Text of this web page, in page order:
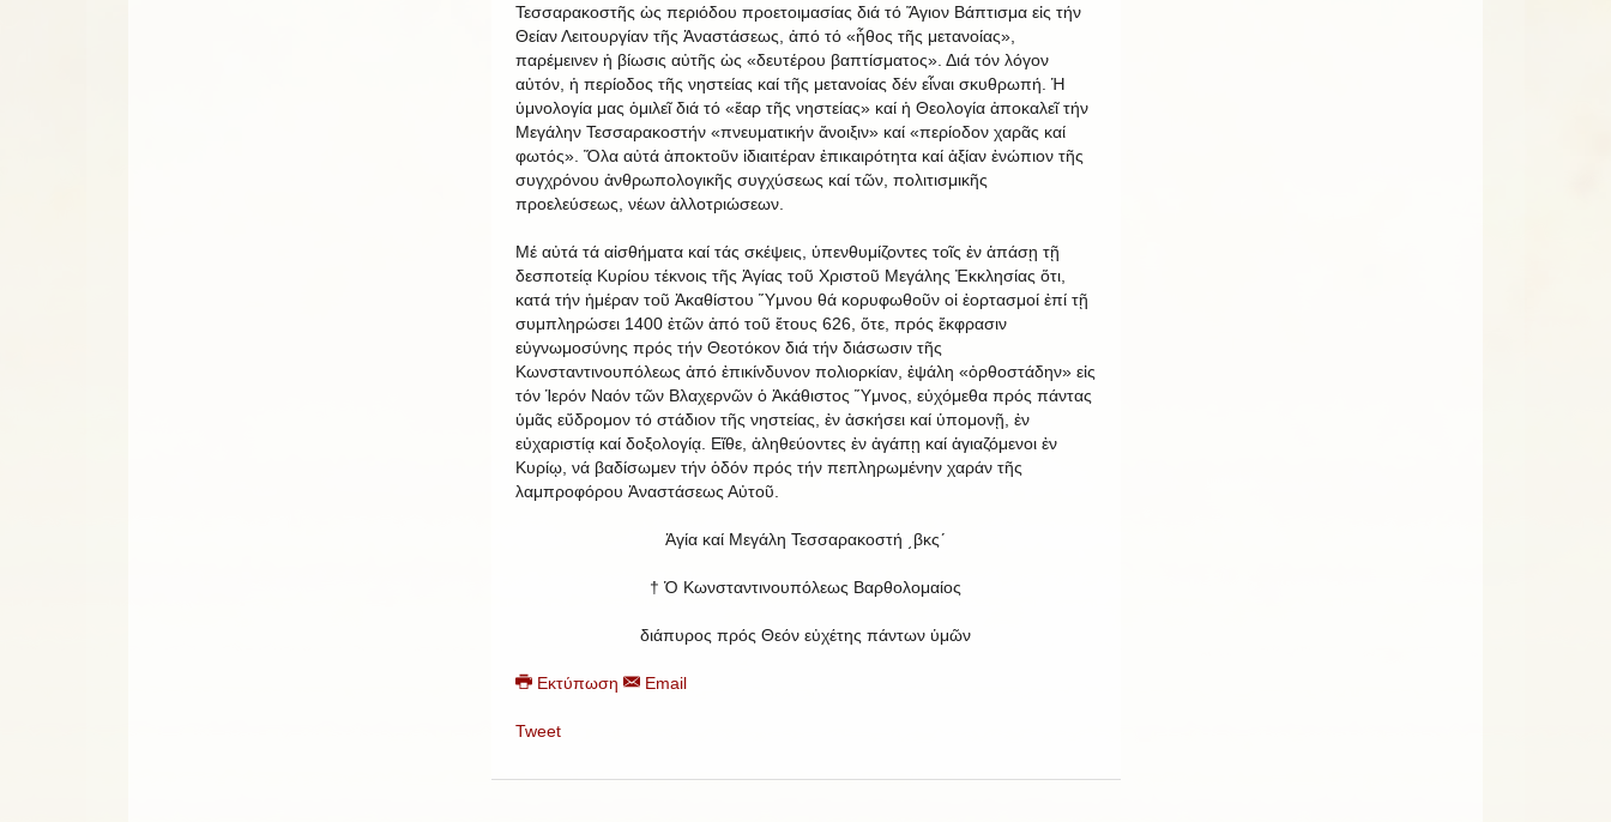
Τεσσαρακοστῆς ὡς περιόδου προετοιμασίας διά τό Ἅγιον Βάπτισμα εἰς τήν
Θείαν Λειτουργίαν τῆς Ἀναστάσεως, ἀπό τό «ἦθος τῆς μετανοίας»,
παρέμεινεν ἡ βίωσις αὐτῆς ὡς «δευτέρου βαπτίσματος». Διά τόν λόγον
αὐτόν, ἡ περίοδος τῆς νηστείας καί τῆς μετανοίας δέν εἶναι σκυθρωπή. Ἡ
ὑμνολογία μας ὁμιλεῖ διά τό «ἔαρ τῆς νηστείας» καί ἡ Θεολογία ἀποκαλεῖ τήν
Μεγάλην Τεσσαρακοστήν «πνευματικήν ἄνοιξιν» καί «περίοδον χαρᾶς καί
φωτός». Ὅλα αὐτά ἀποκτοῦν ἰδιαιτέραν ἐπικαιρότητα καί ἀξίαν ἐνώπιον τῆς
συγχρόνου ἀνθρωπολογικῆς συγχύσεως καί τῶν, πολιτισμικῆς
προελεύσεως, νέων ἀλλοτριώσεων.
Μέ αὐτά τά αἰσθήματα καί τάς σκέψεις, ὑπενθυμίζοντες τοῖς ἐν ἁπάσῃ τῇ
δεσποτείᾳ Κυρίου τέκνοις τῆς Ἁγίας τοῦ Χριστοῦ Μεγάλης Ἐκκλησίας ὅτι,
κατά τήν ἡμέραν τοῦ Ἀκαθίστου Ὕμνου θά κορυφωθοῦν οἱ ἑορτασμοί ἐπί τῇ
συμπληρώσει 1400 ἐτῶν ἀπό τοῦ ἔτους 626, ὅτε, πρός ἔκφρασιν
εὐγνωμοσύνης πρός τήν Θεοτόκον διά τήν διάσωσιν τῆς
Κωνσταντινουπόλεως ἀπό ἐπικίνδυνον πολιορκίαν, ἐψάλη «ὀρθοστάδην» εἰς
τόν Ἱερόν Ναόν τῶν Βλαχερνῶν ὁ Ἀκάθιστος Ὕμνος, εὐχόμεθα πρός πάντας
ὑμᾶς εὔδρομον τό στάδιον τῆς νηστείας, ἐν ἀσκήσει καί ὑπομονῇ, ἐν
εὐχαριστίᾳ καί δοξολογίᾳ. Εἴθε, ἀληθεύοντες ἐν ἀγάπῃ καί ἁγιαζόμενοι ἐν
Κυρίῳ, νά βαδίσωμεν τήν ὁδόν πρός τήν πεπληρωμένην χαράν τῆς
λαμπροφόρου Ἀναστάσεως Αὐτοῦ.
Ἁγία καί Μεγάλη Τεσσαρακοστή ͵βκςʹ
† Ὁ Κωνσταντινουπόλεως Βαρθολομαίος
διάπυρος πρός Θεόν εὐχέτης πάντων ὑμῶν
Εκτύπωση Email
Tweet